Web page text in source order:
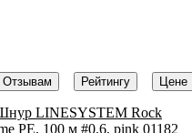
Отзывам Рейтингу Цене